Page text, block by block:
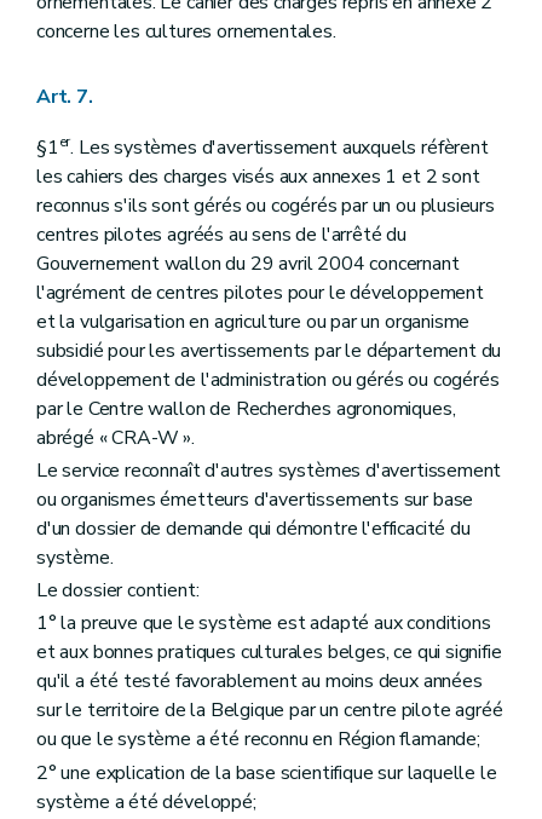
concerne les cultures ornementales.
Art. 7.
§1er. Les systèmes d'avertissement auxquels réfèrent
les cahiers des charges visés aux annexes 1 et 2 sont
reconnus s'ils sont gérés ou cogérés par un ou plusieurs
centres pilotes agréés au sens de l'arrêté du
Gouvernement wallon du 29 avril 2004 concernant
l'agrément de centres pilotes pour le développement
et la vulgarisation en agriculture ou par un organisme
subsidié pour les avertissements par le département du
développement de l'administration ou gérés ou cogérés
par le Centre wallon de Recherches agronomiques,
abrégé « CRA-W ».
Le service reconnaît d'autres systèmes d'avertissement
ou organismes émetteurs d'avertissements sur base
d'un dossier de demande qui démontre l'efficacité du
système.
Le dossier contient:
1° la preuve que le système est adapté aux conditions
et aux bonnes pratiques culturales belges, ce qui signifie
qu'il a été testé favorablement au moins deux années
sur le territoire de la Belgique par un centre pilote agréé
ou que le système a été reconnu en Région flamande;
2° une explication de la base scientifique sur laquelle le
système a été développé;